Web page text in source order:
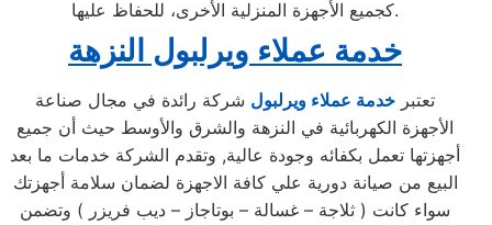
كجميع الأجهزة المنزلية الأخرى، للحفاظ عليها.
خدمة عملاء ويرلبول النزهة
تعتبر خدمة عملاء ويرلبول شركة رائدة في مجال صناعة
الأجهزة الكهربائية في النزهة والشرق والأوسط حيث أن جميع
أجهزتها تعمل بكفائه وجودة عالية, وتقدم الشركة خدمات ما بعد
البيع من صيانة دورية علي كافة الاجهزة لضمان سلامة أجهزتك
سواء كانت ( ثلاجة – غسالة – بوتاجاز – ديب فريزر ) وتضمن